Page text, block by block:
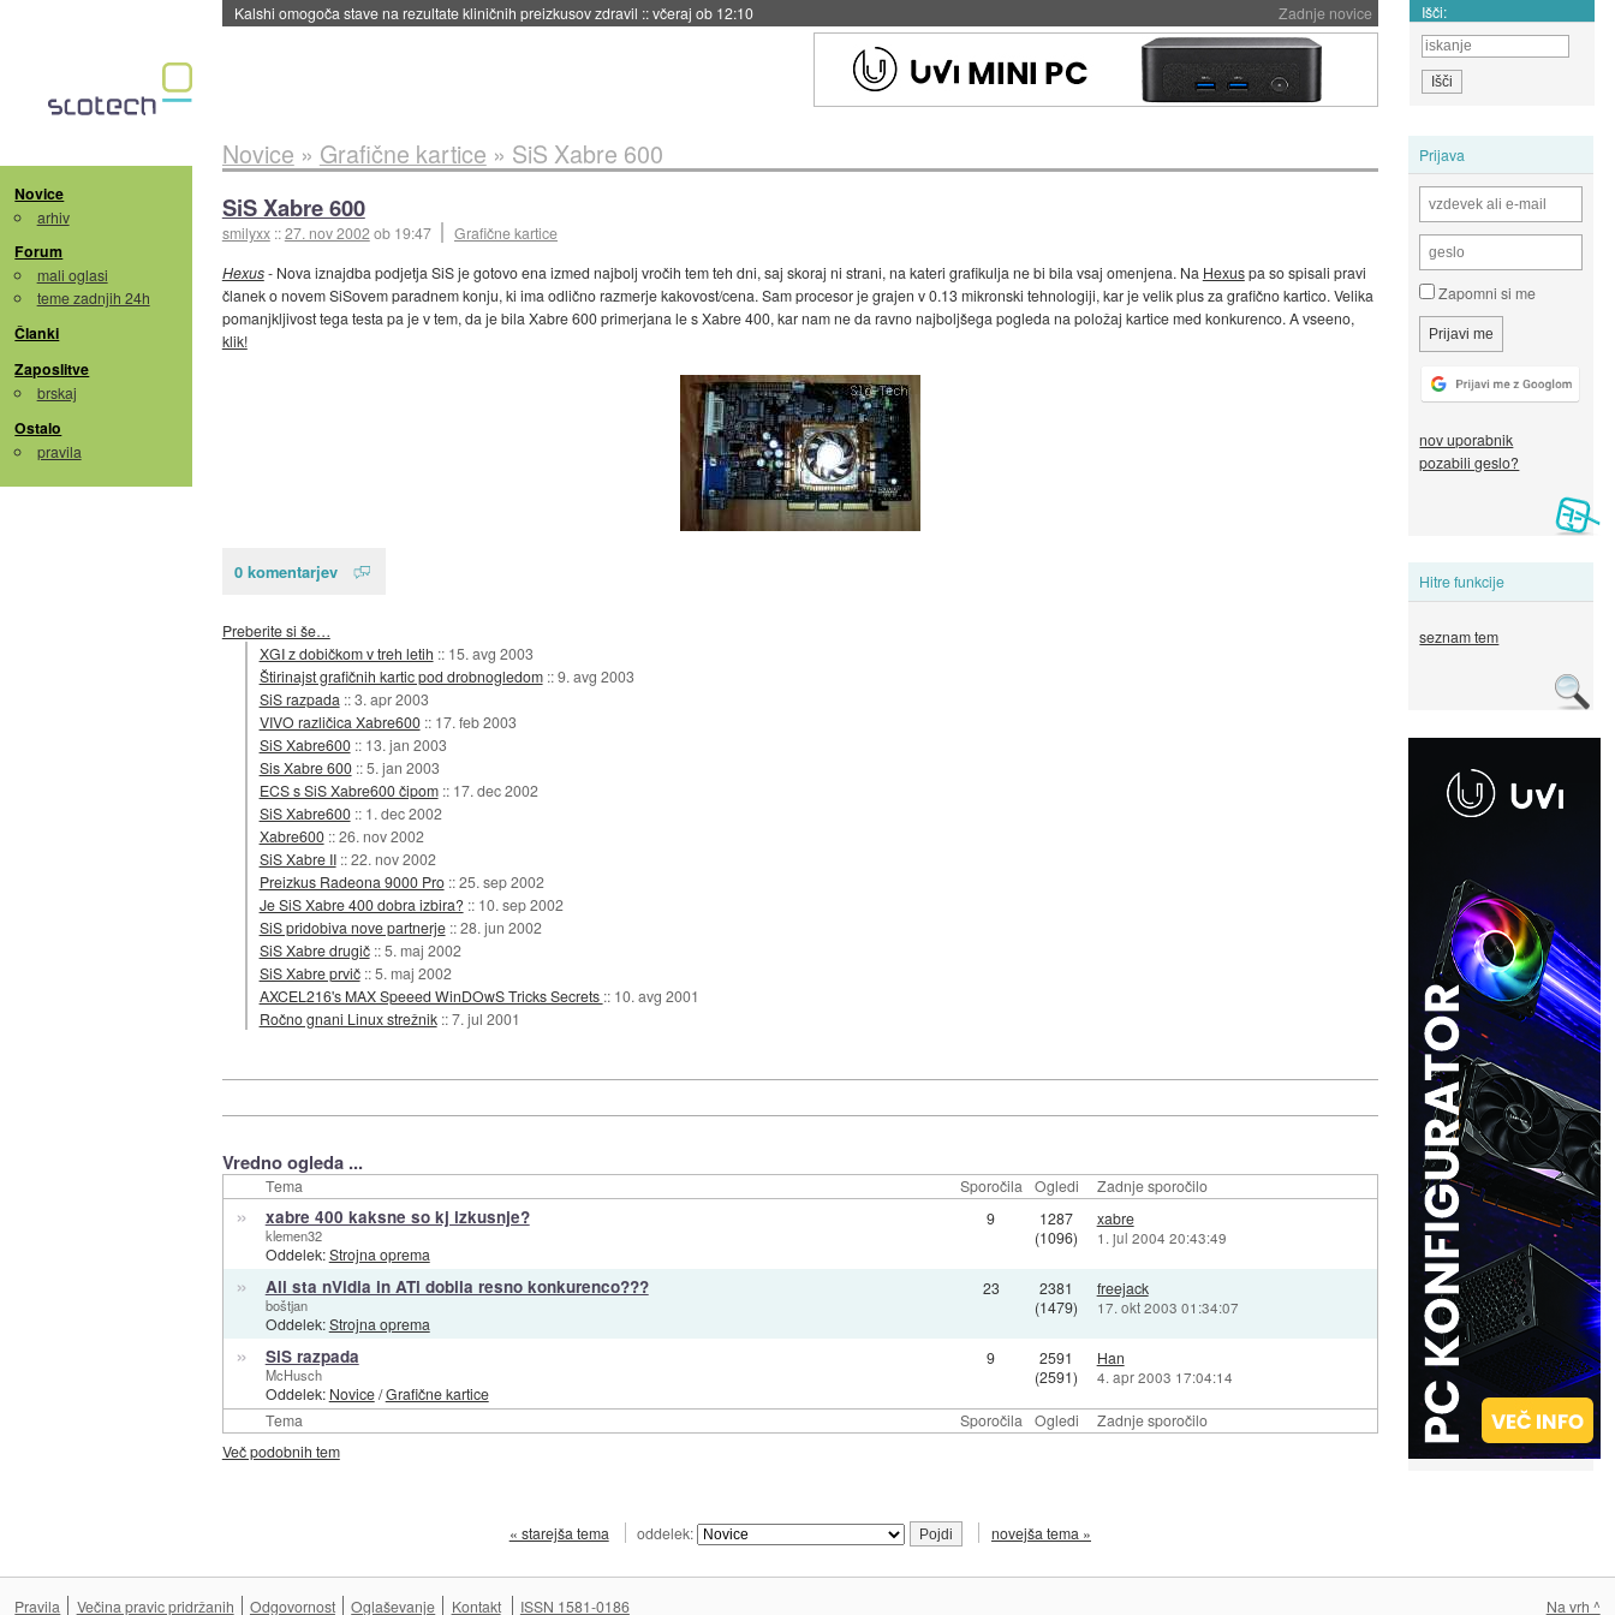
Zadnje novice
Kalshi omogoča stave na rezultate kliničnih preizkusov zdravil ::včeraj ob 12:10 Išči:
Novice
arhiv
Forum
mali oglasi
teme zadnjih 24h
Članki
Zaposlitve
brskaj
Ostalo
pravila
Prijava
Zapomni si me
nov uporabnik
pozabili geslo?
Hitre funkcije
seznam tem
Novice » Grafične kartice » SiS Xabre 600
SiS Xabre 600
smilyxx ::27. nov 2002ob 19:47
Grafične kartice
Hexus- Nova iznajdba podjetja SiS je gotovo ena izmed najbolj vročih tem teh dni, saj skoraj ni strani, na kateri grafikulja ne bi bila vsaj omenjena. Na Hexuspa so spisali pravi
članek o novem SiSovem paradnem konju, ki ima odlično razmerje kakovost/cena. Sam procesor je grajen v 0.13 mikronski tehnologiji, kar je velik plus za grafično kartico. Velika
pomanjkljivost tega testa pa je v tem, da je bila Xabre 600 primerjana le s Xabre 400, kar nam ne da ravno najboljšega pogleda na položaj kartice med konkurenco. A vseeno,
klik!
0 komentarjev
Preberite si še…
XGI z dobičkom v treh letih :: 15. avg 2003
Štirinajst grafičnih kartic pod drobnogledom ::9. avg 2003
SiS razpada ::3. apr 2003
VIVO različica Xabre600 :: 17. feb 2003
SiS Xabre600 :: 13. jan 2003
Sis Xabre 600 ::5. jan 2003
ECS s SiS Xabre600 čipom :: 17. dec 2002
SiS Xabre600 :: 1. dec 2002
Xabre600 ::26. nov 2002
SiS Xabre II ::22. nov 2002
Preizkus Radeona 9000 Pro ::25. sep 2002
Je SiS Xabre 400 dobra izbira? :: 10. sep 2002
SiS pridobiva nove partnerje ::28. jun 2002
SiS Xabre drugič ::5. maj 2002
SiS Xabre prvič ::5. maj 2002
AXCEL216's MAX Speeed WinDOwS Tricks Secrets :: 10. avg 2001
Ročno gnani Linux strežnik ::7. jul 2001
Vredno ogleda ...
Tema Sporočila Ogledi Zadnje sporočilo
Tema Sporočila Ogledi Zadnje sporočilo
» xabre 400 kaksne so kj izkusnje?
klemen32
Oddelek:Strojna oprema
9
1287
(1096)
xabre
1. jul 2004 20:43:49
» Ali sta nVidia in ATi dobila resno konkurenco???
boštjan
Oddelek:Strojna oprema
23
2381
(1479)
freejack
17. okt 2003 01:34:07
» SiS razpada
McHusch
Oddelek: Novice/Grafične kartice
9
2591
(2591)
Han
4. apr 2003 17:04:14
Več podobnih tem
« starejša tema oddelek: novejša tema »
Na vrh ^
Pravila Večina pravic pridržanih Odgovornost Oglaševanje Kontakt ISSN 1581-0186